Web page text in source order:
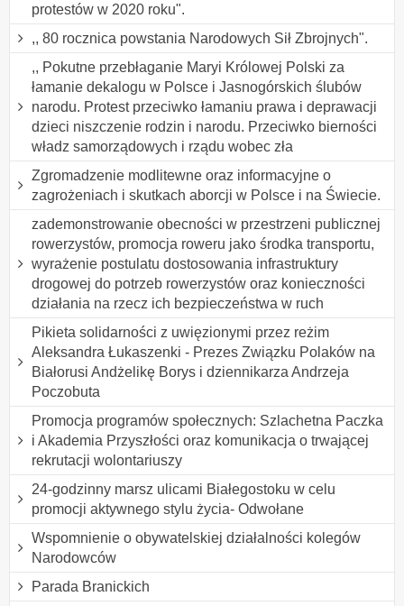
protestów w 2020 roku".
,, 80 rocznica powstania Narodowych Sił Zbrojnych".
,, Pokutne przebłaganie Maryi Królowej Polski za
łamanie dekalogu w Polsce i Jasnogórskich ślubów
narodu. Protest przeciwko łamaniu prawa i deprawacji
dzieci niszczenie rodzin i narodu. Przeciwko bierności
władz samorządowych i rządu wobec zła
Zgromadzenie modlitewne oraz informacyjne o
zagrożeniach i skutkach aborcji w Polsce i na Świecie.
zademonstrowanie obecności w przestrzeni publicznej
rowerzystów, promocja roweru jako środka transportu,
wyrażenie postulatu dostosowania infrastruktury
drogowej do potrzeb rowerzystów oraz konieczności
działania na rzecz ich bezpieczeństwa w ruch
Pikieta solidarności z uwięzionymi przez reżim
Aleksandra Łukaszenki - Prezes Związku Polaków na
Białorusi Andżelikę Borys i dziennikarza Andrzeja
Poczobuta
Promocja programów społecznych: Szlachetna Paczka
i Akademia Przyszłości oraz komunikacja o trwającej
rekrutacji wolontariuszy
24-godzinny marsz ulicami Białegostoku w celu
promocji aktywnego stylu życia- Odwołane
Wspomnienie o obywatelskiej działalności kolegów
Narodowców
Parada Branickich